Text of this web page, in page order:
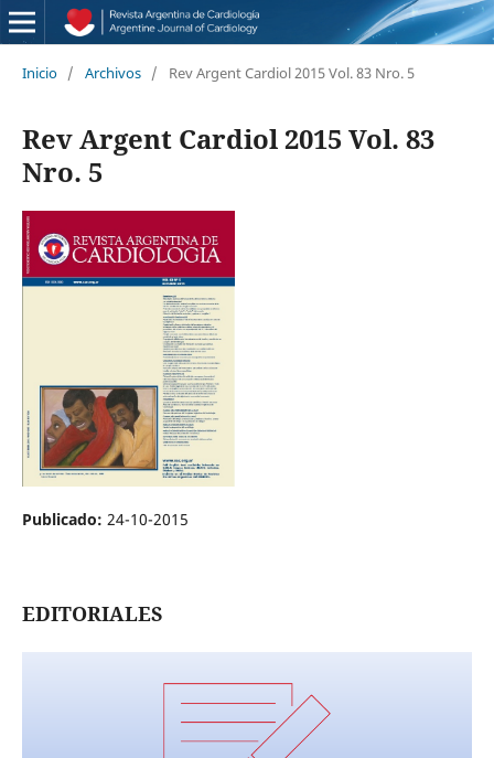
Inicio / Archivos / Rev Argent Cardiol 2015 Vol. 83 Nro. 5
Rev Argent Cardiol 2015 Vol. 83
Nro. 5
Publicado: 24-10-2015
EDITORIALES